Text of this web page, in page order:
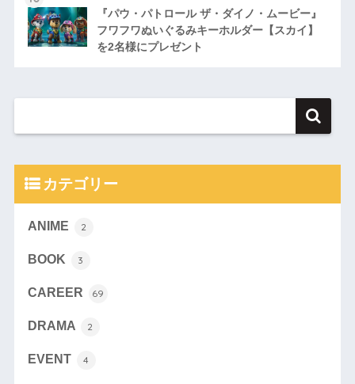
『パウ・パトロール ザ・ダイノ・ムービー』
フワフワぬいぐるみキーホルダー【スカイ】
を2名様にプレゼント
カテゴリー
ANIME 2
BOOK 3
CAREER 69
DRAMA 2
EVENT 4